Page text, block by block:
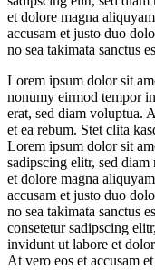
et dolore magna
accusam et justo duo
no sea takimata sanctus
Lorem ipsum dolor sit
nonumy eirmod tempor
erat, sed diam voluptua.
et ea rebum. Stet clita
Lorem ipsum dolor sit
sadipscing elitr, sed
et dolore magna
accusam et justo duo
no sea takimata sanctus
consetetur sadipscing
invidunt ut labore et
At vero eos et accusam